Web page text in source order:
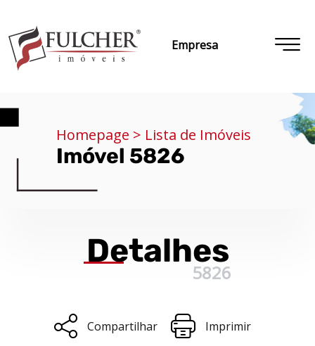
Empresa
Homepage > Lista de Imóveis
Imóvel 5826
Detalhes
5826
Compartilhar Imprimir